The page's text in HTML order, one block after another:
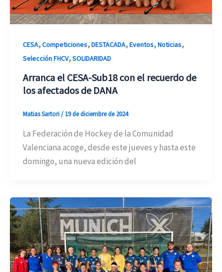
CESA,Competiciones,DESTACADA,Eventos,Noticias,
Selección FHCV,SOLIDARIDAD
Arranca el CESA-Sub18 con el recuerdo de
los afectados de DANA
Matias Sartori/ 19 de diciembre de 2024
La Federación de Hockey de la Comunidad
Valenciana acoge, desde este jueves y hasta este
domingo, una nueva edición del